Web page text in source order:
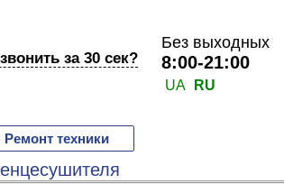
Без выходных
8:00-21:00
UA RU
за 30 сек?
Ремонт техники